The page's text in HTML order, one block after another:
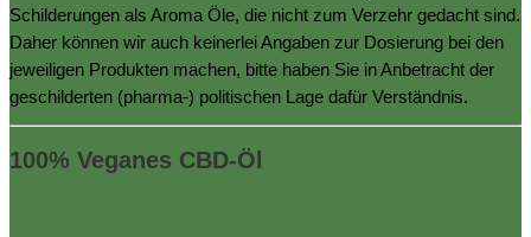
Schilderungen als Aroma Öle, die nicht zum Verzehr gedacht sind.
Daher können wir auch keinerlei Angaben zur Dosierung bei den
jeweiligen Produkten machen, bitte haben Sie in Anbetracht der
geschilderten (pharma-) politischen Lage dafür Verständnis.
100% Veganes CBD-Öl